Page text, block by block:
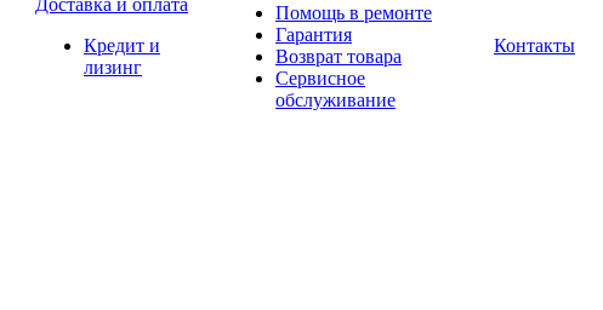
Доставка и оплата
Кредит и
лизинг
Помощь в ремонте
Гарантия
Возврат товара
Сервисное
обслуживание
Контакты